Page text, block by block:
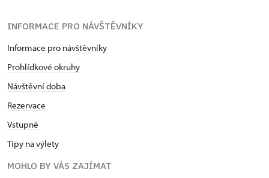
INFORMACE PRO NÁVŠTĚVNÍKY
Informace pro návštěvníky
Prohlídkové okruhy
Návštěvní doba
Rezervace
Vstupné
Tipy na výlety
MOHLO BY VÁS ZAJÍMAT